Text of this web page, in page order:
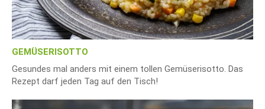
GEMÜSERISOTTO
Gesundes mal anders mit einem tollen Gemüserisotto. Das
Rezept darf jeden Tag auf den Tisch!